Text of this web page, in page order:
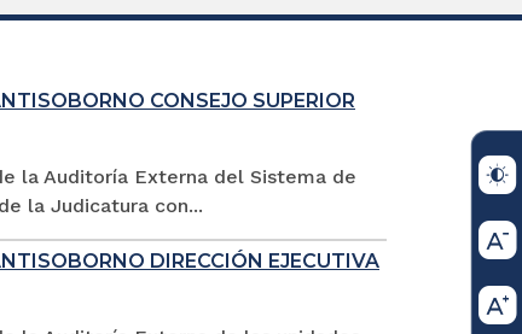
CONSEJO SUPERIOR
la Auditoría Externa del Sistema de
la Judicatura con...
DIRECCIÓN EJECUTIVA